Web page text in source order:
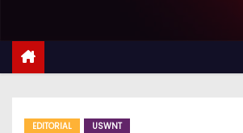
i
EDITORIAL USWNT